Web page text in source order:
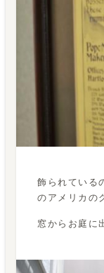
飾られている
のアメリカの
窓からお庭に